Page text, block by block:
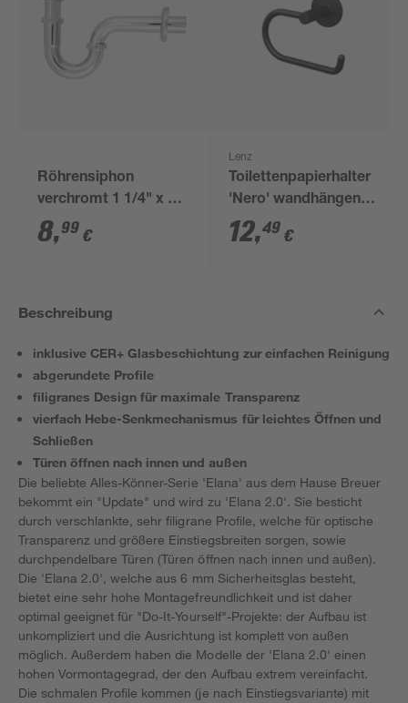
Röhrensiphon
verchromt 1 1/4" x 32
mm
8,99 €
Lenz
Toilettenpapierhalter
'Nero' wandhängend
schwarz
12,49 €
Beschreibung
inklusive CER+ Glasbeschichtung zur einfachen Reinigung
abgerundete Profile
filigranes Design für maximale Transparenz
vierfach Hebe-Senkmechanismus für leichtes Öffnen und
Schließen
Türen öffnen nach innen und außen
Die beliebte Alles-Könner-Serie 'Elana' aus dem Hause Breuer
bekommt ein "Update" und wird zu 'Elana 2.0'. Sie besticht
durch verschlankte, sehr filigrane Profile, welche für optische
Transparenz und größere Einstiegsbreiten sorgen, sowie
durchpendelbare Türen (Türen öffnen nach innen und außen).
Die 'Elana 2.0', welche aus 6 mm Sicherheitsglas besteht,
bietet eine sehr hohe Montagefreundlichkeit und ist daher
optimal geeignet für "Do-It-Yourself"-Projekte: der Aufbau ist
unkompliziert und die Ausrichtung ist komplett von außen
möglich. Außerdem haben die Modelle der 'Elana 2.0' einen
hohen Vormontagegrad, der den Aufbau extrem vereinfacht.
Die schmalen Profile kommen (je nach Einstiegsvariante) mit